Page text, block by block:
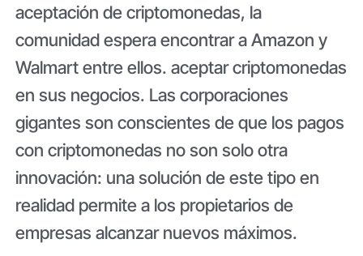
aceptación de criptomonedas, la
comunidad espera encontrar a Amazon y
Walmart entre ellos. aceptar criptomonedas
en sus negocios. Las corporaciones
gigantes son conscientes de que los pagos
con criptomonedas no son solo otra
innovación: una solución de este tipo en
realidad permite a los propietarios de
empresas alcanzar nuevos máximos.